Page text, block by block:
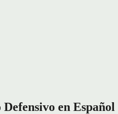
en Español